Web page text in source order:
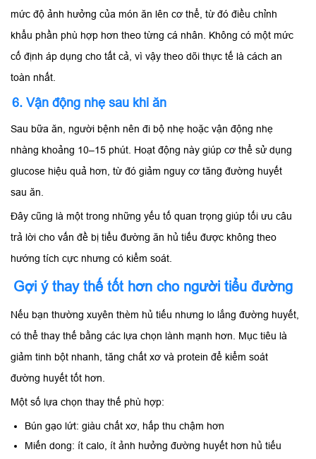
mức độ ảnh hưởng của món ăn lên cơ thể, từ đó điều chỉnh
khẩu phần phù hợp hơn theo từng cá nhân. Không có một mức
cố định áp dụng cho tất cả, vì vậy theo dõi thực tế là cách an
toàn nhất.
6. Vận động nhẹ sau khi ăn
Sau bữa ăn, người bệnh nên đi bộ nhẹ hoặc vận động nhẹ
nhàng khoảng 10–15 phút. Hoạt động này giúp cơ thể sử dụng
glucose hiệu quả hơn, từ đó giảm nguy cơ tăng đường huyết
sau ăn.
Đây cũng là một trong những yếu tố quan trọng giúp tối ưu câu
trả lời cho vấn đề bị tiểu đường ăn hủ tiếu được không theo
hướng tích cực nhưng có kiểm soát.
Gợi ý thay thế tốt hơn cho người tiểu đường
Nếu bạn thường xuyên thèm hủ tiếu nhưng lo lắng đường huyết,
có thể thay thế bằng các lựa chọn lành mạnh hơn. Mục tiêu là
giảm tinh bột nhanh, tăng chất xơ và protein để kiểm soát
đường huyết tốt hơn.
Một số lựa chọn thay thế phù hợp:
Bún gạo lứt: giàu chất xơ, hấp thu chậm hơn
Miến dong: ít calo, ít ảnh hưởng đường huyết hơn hủ tiếu